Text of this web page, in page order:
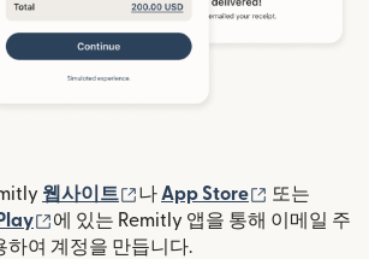
웹사이트 (새 창에서 열림)
나App Store (새 창에서
또는
(새 창에서 열림)
에 있는 Remitly 앱을 통해 이메일 주
하여 계정을 만듭니다.